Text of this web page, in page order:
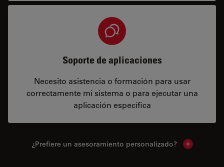
Soporte de aplicaciones
Necesito asistencia o formación para usar
correctamente mi sistema o para ejecutar una
aplicación específica
¿Prefiere un asesoramiento personalizado? Show local